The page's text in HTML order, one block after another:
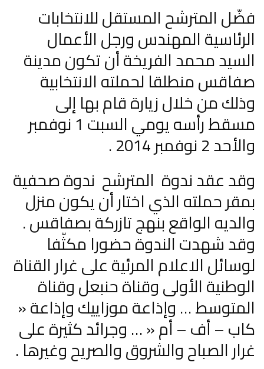
فضّل المترشح المستقل للانتخابات
الرئاسية المهندس ورجل الأعمال
السيد محمد الفريخة أن تكون مدينة
صفاقس منطلقا لحملته الانتخابية
وذلك من خلال زيارة قام بها إلى
مسقط رأسه يومي السبت 1 نوفمبر
والأحد 2 نوفمبر 2014 .
وقد عقد ندوة المترشح ندوة صحفية
بمقر حملته الذي اختار أن يكون منزل
والديه الواقع بنهج تازركة بصفاقس .
وقد شهدت الندوة حضورا مكثّفا
لوسائل الاعلام المرئية على غرار القناة
الوطنية الأولى وقناة حنبعل وقناة
المتوسط … وإذاعة موزاييك وإذاعة «
كاب – أف – أم « … وجرائد كثيرة على
غرار الصباح والشروق والصريح وغيرها .